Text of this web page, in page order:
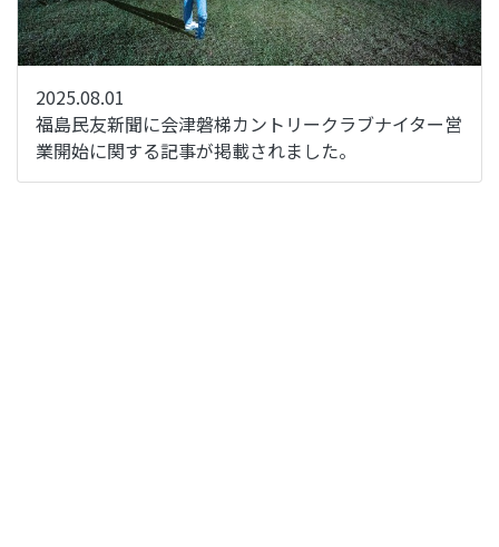
2025.08.01
福島民友新聞に会津磐梯カントリークラブナイター営
業開始に関する記事が掲載されました。